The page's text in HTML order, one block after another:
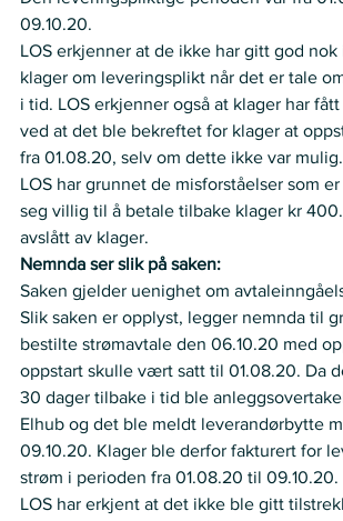
09.10.20.
LOS erkjenner at de ikke har gitt god
klager om leveringsplikt når det er tale
i tid. LOS erkjenner også at klager har
ved at det ble bekreftet for klager at
fra 01.08.20, selv om dette ikke var mulig.
LOS har grunnet de misforståelser som
seg villig til å betale tilbake klager kr
avslått av klager.
Nemnda ser slik på saken:
Saken gjelder uenighet om
Slik saken er opplyst, legger nemnda til
bestilte strømavtale den 06.10.20 med
oppstart skulle vært satt til 01.08.20. Da
30 dager tilbake i tid ble
Elhub og det ble meldt leverandørbytte
09.10.20. Klager ble derfor fakturert for
strøm i perioden fra 01.08.20 til 09.10.20.
LOS har erkjent at det ikke ble gitt